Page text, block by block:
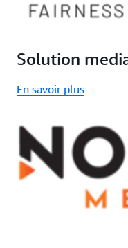
Solution
En savoir plus